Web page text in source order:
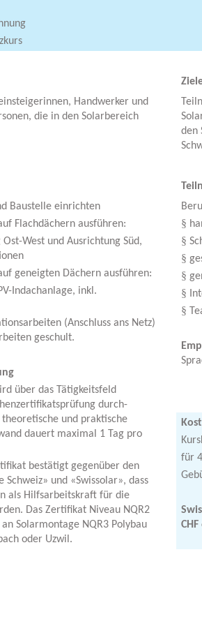
Handwerker und
die in den Solarbereich
den
Baustelle einrichten
Flachdächern ausführen:
West und Ausrichtung Süd,
geneigten Dächern ausführen:
Indachanlage, inkl.
(Anschluss ans Netz)
geschult.
über das Tätigkeitsfeld
durch-
und praktische
dauert maximal 1 Tag pro
bestätigt gegenüber den
Schweiz» und «Swissolar», dass
als Hilfsarbeitskraft für die
Das Zertifikat Niveau NQR2
Solarmontage NQR3 Polybau
oder Uzwil.
§
§
§
§
§
§
für